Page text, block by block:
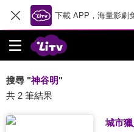
下載 APP，海量影劇
搜尋 "神谷明"
共 2 筆結果
城市獵